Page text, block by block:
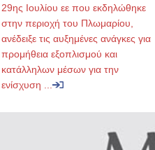
29ης Ιουλίου εε που εκδηλώθηκε
στην περιοχή του Πλωμαρίου,
ανέδειξε τις αυξημένες ανάγκες για
προμήθεια εξοπλισμού και
κατάλληλων μέσων για την
ενίσχυση ...